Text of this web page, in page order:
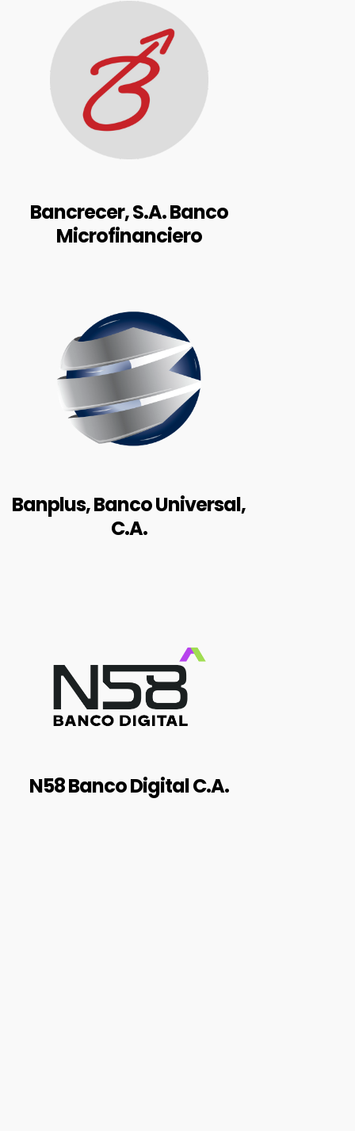
Bancrecer, S.A. Banco
Microfinanciero
RIF: J-31637417-3
https://www.bancrecer.com.ve/
Av. Francisco de Miranda, Torre
Bazar Bolívar, Nivel PB, Cruce con
Calle Capitolio, Boleita Sur,
Municipio Sucre, Estado Miranda
BALANCES AUDITADOS
Banplus, Banco Universal,
C.A.
RIF: J-000423032
https://www.banplus.com/site/p
_contenido.php?
id=1&ids=43&idc=330#
Av. Pichincha, Paseo Enrique Eraso,
Torre la Noria, municipio Baruta,
N58 Banco Digital C.A.
RIF: J-503581107
https://www.n58bancodigital.co
m/
BALANCES AUDITADOS